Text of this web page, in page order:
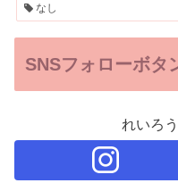
なし
SNSフォローボタ
れいろ